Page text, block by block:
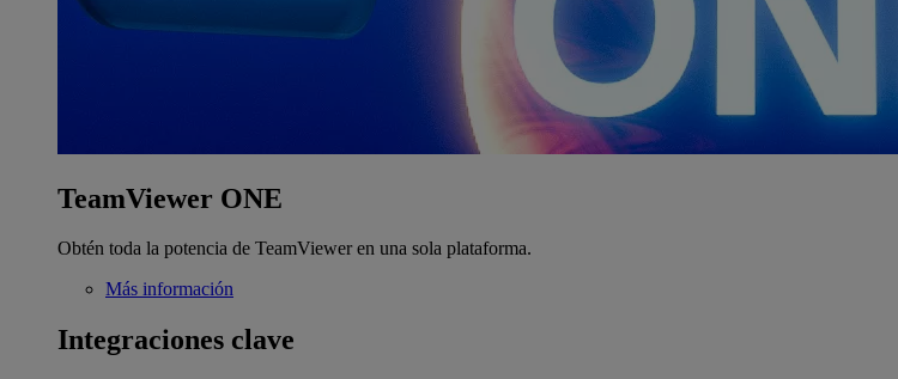
TeamViewer ONE
Obtén toda la potencia de TeamViewer en una sola plataforma.
Más información
Integraciones clave